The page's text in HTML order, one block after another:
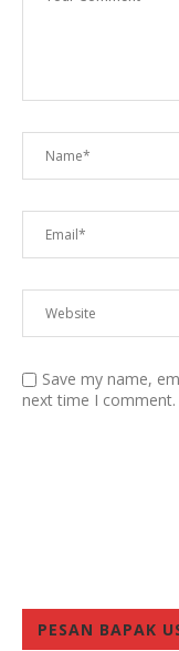
Save my name,
next time I comment.
PESAN BAPAK